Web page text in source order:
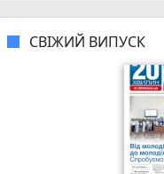
СВІЖИЙ ВИПУСК